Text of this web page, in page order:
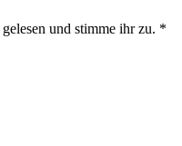
gelesen und stimme ihr zu. *